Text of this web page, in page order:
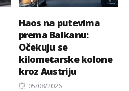
Haos na putevima
prema Balkanu:
Očekuju se
kilometarske kolone
kroz Austriju
Posted
05/08/2026